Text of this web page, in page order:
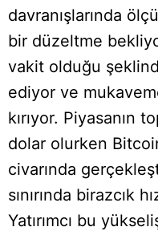
davranışlarında
bir düzeltme
vakit olduğu
ediyor ve
kırıyor. Piyasanın
dolar olurken
civarında
sınırında birazcık
Yatırımcı bu